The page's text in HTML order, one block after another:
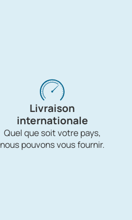
Livraison
internationale
Quel que soit votre pays,
nous pouvons vous fournir.